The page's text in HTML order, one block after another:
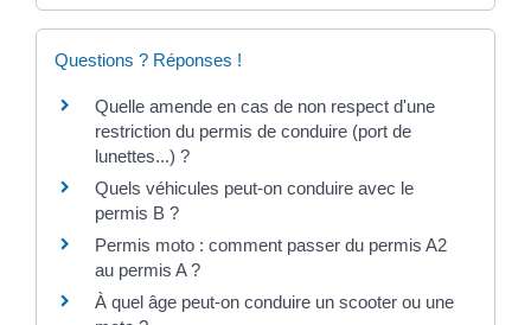
Questions ? Réponses !
Quelle amende en cas de non respect d'une
restriction du permis de conduire (port de
lunettes...) ?
Quels véhicules peut-on conduire avec le
permis B ?
Permis moto : comment passer du permis A2
au permis A ?
À quel âge peut-on conduire un scooter ou une